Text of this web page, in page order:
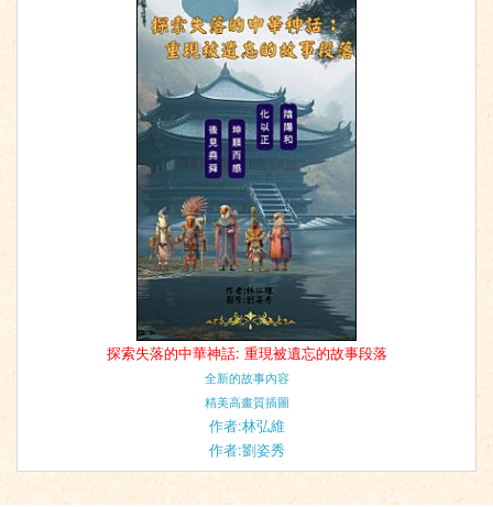
探索失落的中華神話: 重現被遺忘的故事段落
全新的故事內容
精美高畫質插圖
作者:林弘維
作者:劉姿秀